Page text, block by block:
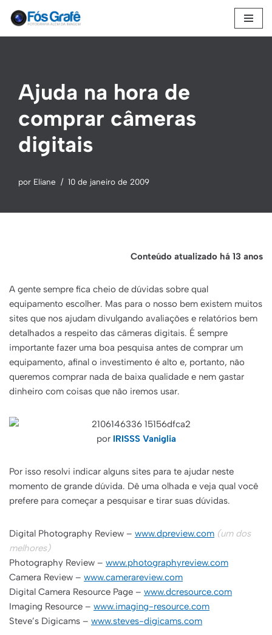
Ajuda na hora de
comprar câmeras
digitais
por Eliane 10 de janeiro de 2009
Conteúdo atualizado há 13 anos
A gente sempre fica cheio de dúvidas sobre qual
equipamento escolher. Mas para o nosso bem existem muitos
sites que nos ajudam divulgando avaliações e relatórios bem
detalhados a respeito das câmeras digitais. É sempre
importante fazer uma boa pesquisa antes de comprar um
equipamento, afinal o investimento é alto e, portanto, não
queremos comprar nada de baixa qualidade e nem gastar
dinheiro com coisas que não iremos usar.
por IRISSS Vaniglia
Por isso resolvi indicar alguns sites para te ajudar neste
momento de grande dúvida. Dê uma olhada e veja qual você
prefere para começar a pesquisar e tirar suas dúvidas.
Digital Photography Review – www.dpreview.com (um dos
melhores)
Photography Review – www.photographyreview.com
Camera Review – www.camerareview.com
Digital Camera Resource Page – www.dcresource.com
Imaging Resource – www.imaging-resource.com
Steve’s Digicams – www.steves-digicams.com